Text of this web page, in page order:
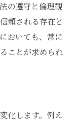
の遵守と倫理観
頼される存在と
おいても、常に
ことが求められ
化します。例え